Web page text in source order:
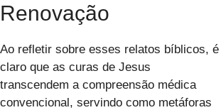
Renovação
Ao refletir sobre esses relatos bíblicos, é
claro que as curas de Jesus
transcendem a compreensão médica
convencional, servindo como metáforas